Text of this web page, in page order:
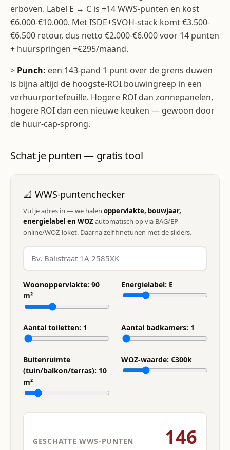
erboven. Label E → C is +14 WWS-punten en kost
€6.000-€10.000. Met ISDE+SVOH-stack komt €3.500-
€6.500 retour, dus netto €2.000-€6.000 voor 14 punten
+ huurspringen +€295/maand.
> Punch: een 143-pand 1 punt over de grens duwen
is bijna altijd de hoogste-ROI bouwingreep in een
verhuurportefeuille. Hogere ROI dan zonnepanelen,
hogere ROI dan een nieuwe keuken — gewoon door
de huur-cap-sprong.
Schat je punten — gratis tool
📐 WWS-puntenchecker
Vul je adres in — we halen oppervlakte, bouwjaar,
energielabel en WOZautomatisch op via BAG/EP-
online/WOZ-loket. Daarna zelf finetunen met de sliders.
Woonoppervlakte: 90
m²
Energielabel: E
Aantal toiletten: 1 Aantal badkamers: 1
Buitenruimte
(tuin/balkon/terras): 10
m²
WOZ-waarde: €300k
GESCHATTE WWS-PUNTEN 146